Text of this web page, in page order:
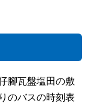
腳瓦盤塩田の敷
のバスの時刻表